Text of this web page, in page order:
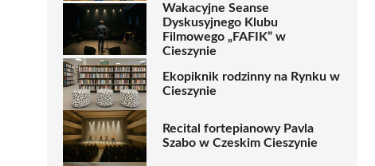
Wakacyjne Seanse
Dyskusyjnego Klubu
Filmowego „FAFIK” w
Cieszynie
Ekopiknik rodzinny na Rynku w
Cieszynie
Recital fortepianowy Pavla
Szabo w Czeskim Cieszynie